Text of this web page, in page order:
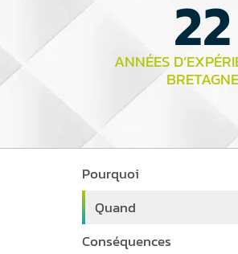
ANNÉES
BRETAGNE
22
Pourquoi
Quand
Conséquences